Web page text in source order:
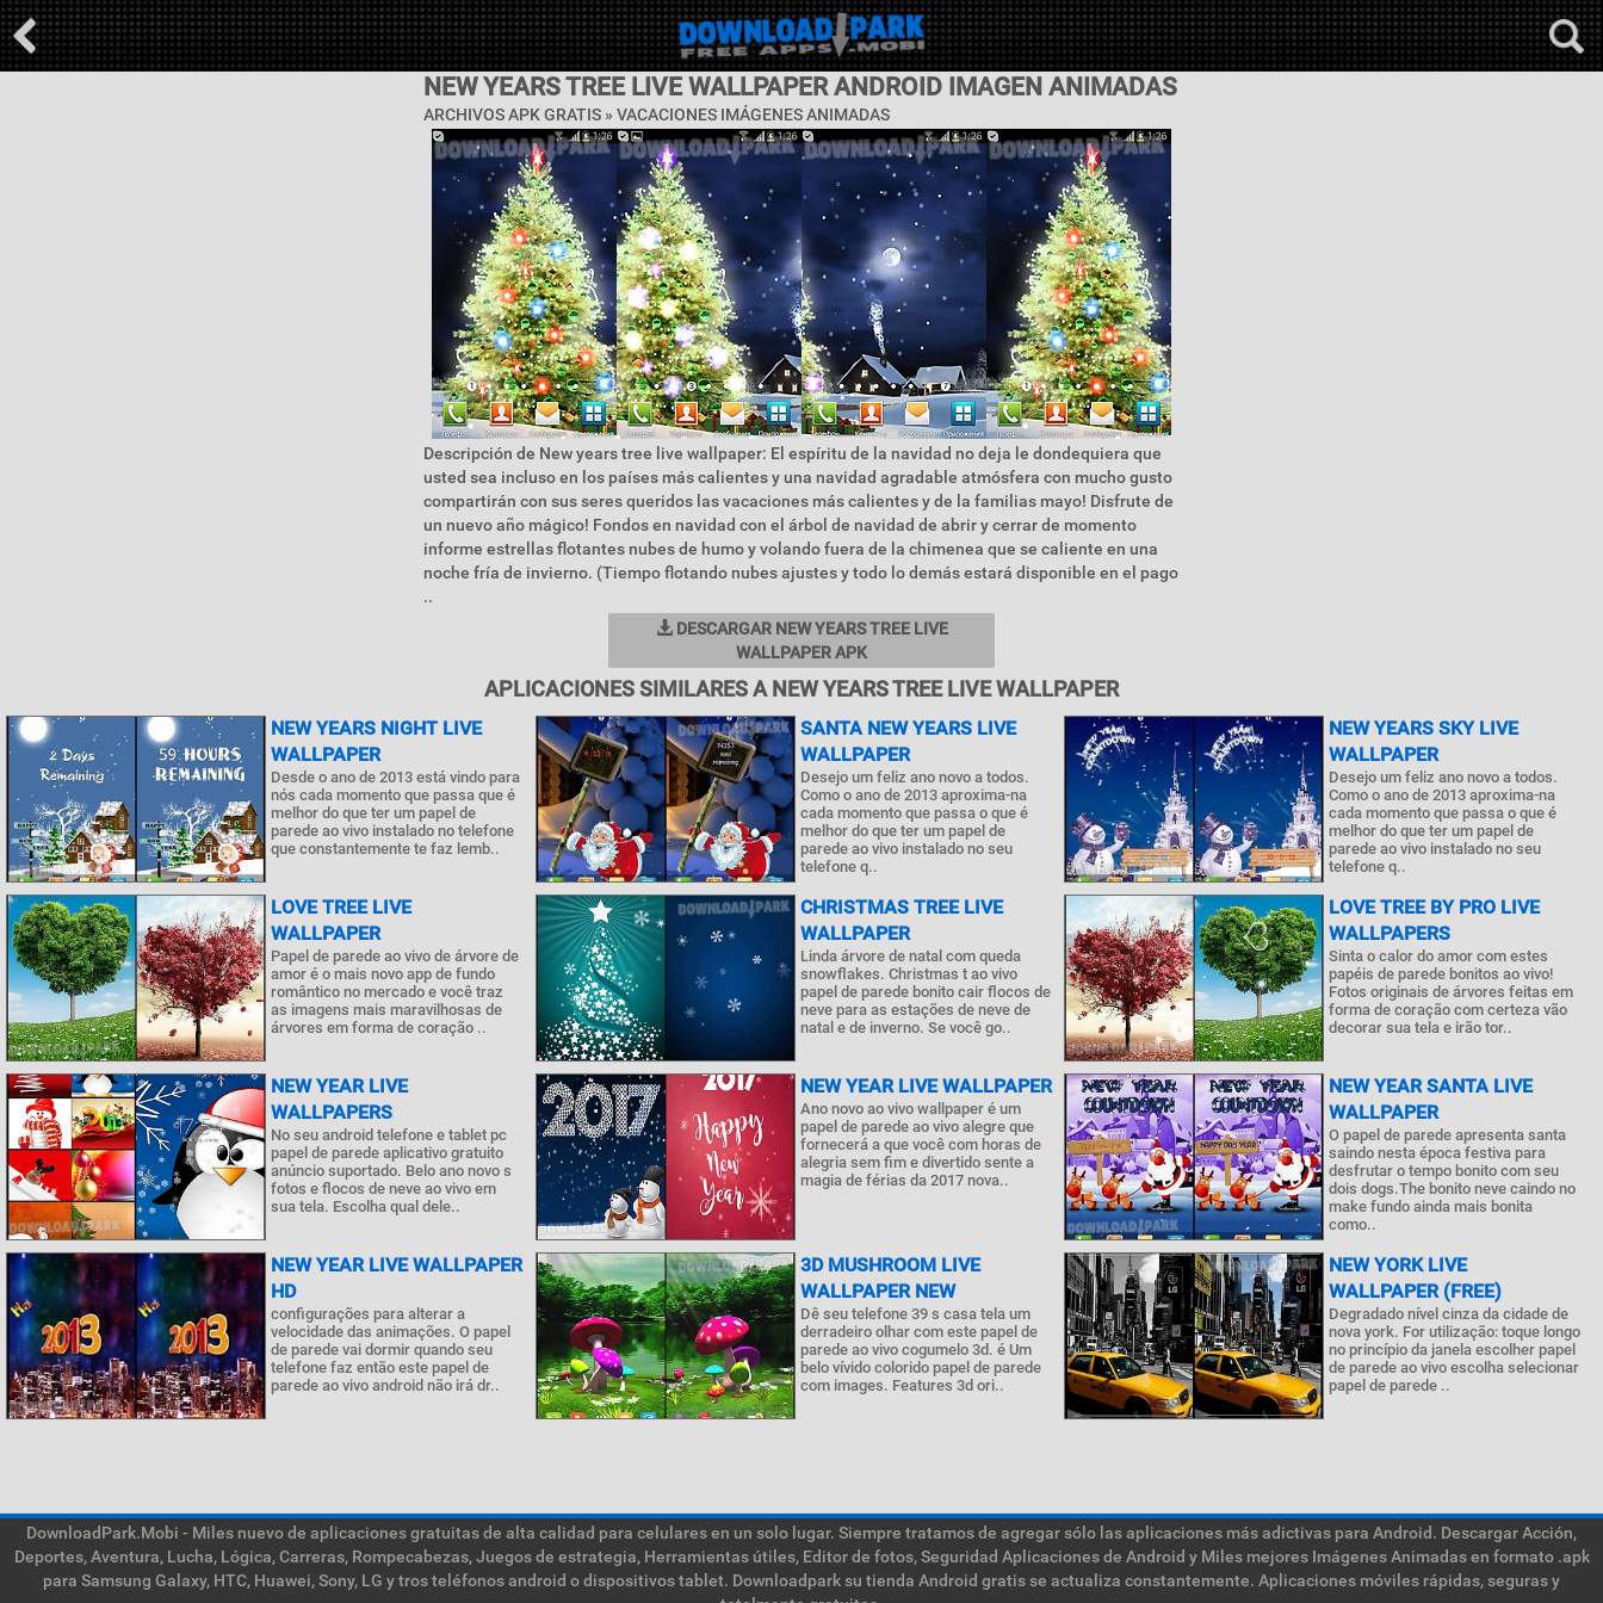
NEW YEARS TREE LIVE WALLPAPER ANDROID IMAGEN ANIMADAS
ARCHIVOS APK GRATIS » VACACIONES IMÁGENES ANIMADAS
Descripción de New years tree live wallpaper: El espíritu de la navidad no deja le dondequiera que
usted sea incluso en los países más calientes y una navidad agradable atmósfera con mucho gusto
compartirán con sus seres queridos las vacaciones más calientes y de la familias mayo! Disfrute de
un nuevo año mágico! Fondos en navidad con el árbol de navidad de abrir y cerrar de momento
informe estrellas flotantes nubes de humo y volando fuera de la chimenea que se caliente en una
noche fría de invierno. (Tiempo flotando nubes ajustes y todo lo demás estará disponible en el pago
..
DESCARGAR NEW YEARS TREE LIVE
WALLPAPER APK
APLICACIONES SIMILARES A NEW YEARS TREE LIVE WALLPAPER
NEW YEARS NIGHT LIVE
WALLPAPER
Desde o ano de 2013 está vindo para
nós cada momento que passa que é
melhor do que ter um papel de
parede ao vivo instalado no telefone
que constantemente te faz lemb..
SANTA NEW YEARS LIVE
WALLPAPER
Desejo um feliz ano novo a todos.
Como o ano de 2013 aproxima-na
cada momento que passa o que é
melhor do que ter um papel de
parede ao vivo instalado no seu
telefone q..
NEW YEARS SKY LIVE
WALLPAPER
Desejo um feliz ano novo a todos.
Como o ano de 2013 aproxima-na
cada momento que passa o que é
melhor do que ter um papel de
parede ao vivo instalado no seu
telefone q..
LOVE TREE LIVE
WALLPAPER
Papel de parede ao vivo de árvore de
amor é o mais novo app de fundo
romântico no mercado e você traz
as imagens mais maravilhosas de
árvores em forma de coração ..
CHRISTMAS TREE LIVE
WALLPAPER
Linda árvore de natal com queda
snowflakes. Christmas t ao vivo
papel de parede bonito cair flocos de
neve para as estações de neve de
natal e de inverno. Se você go..
LOVE TREE BY PRO LIVE
WALLPAPERS
Sinta o calor do amor com estes
papéis de parede bonitos ao vivo!
Fotos originais de árvores feitas em
forma de coração com certeza vão
decorar sua tela e irão tor..
NEW YEAR LIVE
WALLPAPERS
No seu android telefone e tablet pc
papel de parede aplicativo gratuito
anúncio suportado. Belo ano novo s
fotos e flocos de neve ao vivo em
sua tela. Escolha qual dele..
NEW YEAR LIVE WALLPAPER
Ano novo ao vivo wallpaper é um
papel de parede ao vivo alegre que
fornecerá a que você com horas de
alegria sem fim e divertido sente a
magia de férias da 2017 nova..
NEW YEAR SANTA LIVE
WALLPAPER
O papel de parede apresenta santa
saindo nesta época festiva para
desfrutar o tempo bonito com seu
dois dogs.The bonito neve caindo no
make fundo ainda mais bonita
como..
NEW YEAR LIVE WALLPAPER
HD
configurações para alterar a
velocidade das animações. O papel
de parede vai dormir quando seu
telefone faz então este papel de
parede ao vivo android não irá dr..
3D MUSHROOM LIVE
WALLPAPER NEW
Dê seu telefone 39 s casa tela um
derradeiro olhar com este papel de
parede ao vivo cogumelo 3d. é Um
belo vívido colorido papel de parede
com images. Features 3d ori..
NEW YORK LIVE
WALLPAPER (FREE)
Degradado nível cinza da cidade de
nova york. For utilização: toque longo
no princípio da janela escolher papel
de parede ao vivo escolha selecionar
papel de parede ..
DownloadPark.Mobi - Miles nuevo de aplicaciones gratuitas de alta calidad para celulares en un solo lugar. Siempre tratamos de agregar sólo las aplicaciones más adictivas para Android. Descargar Acción,
Deportes, Aventura, Lucha, Lógica, Carreras, Rompecabezas, Juegos de estrategia, Herramientas útiles, Editor de fotos, Seguridad Aplicaciones de Android y Miles mejores Imágenes Animadas en formato .apk
para Samsung Galaxy, HTC, Huawei, Sony, LG y tros teléfonos android o dispositivos tablet. Downloadpark su tienda Android gratis se actualiza constantemente. Aplicaciones móviles rápidas, seguras y